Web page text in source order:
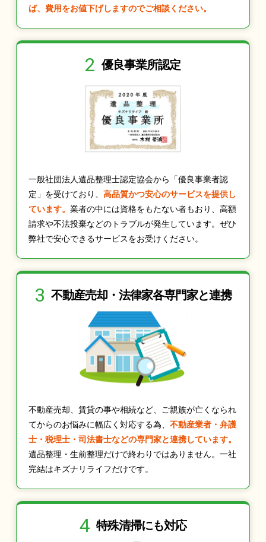
ば、費用をお値下げしますのでご相談ください。
2 優良事業所認定
一般社団法人遺品整理士認定協会から「優良事業者認
定」を受けており、 高品質かつ安心のサービスを提供し
ています。 業者の中には資格をもたない者もおり、高額
請求や不法投棄などのトラブルが発生しています。ぜひ
弊社で安心できるサービスをお受けください。
3 不動産売却・法律家各専門家と連携
不動産売却、賃貸の事や相続など、ご親族が亡くなられ
てからのお悩みに幅広く対応する為、 不動産業者・弁護
士・税理士・司法書士などの専門家と連携しています。
遺品整理・生前整理だけで終わりではありません。一社
完結はキズナリライフだけです。
4 特殊清掃にも対応